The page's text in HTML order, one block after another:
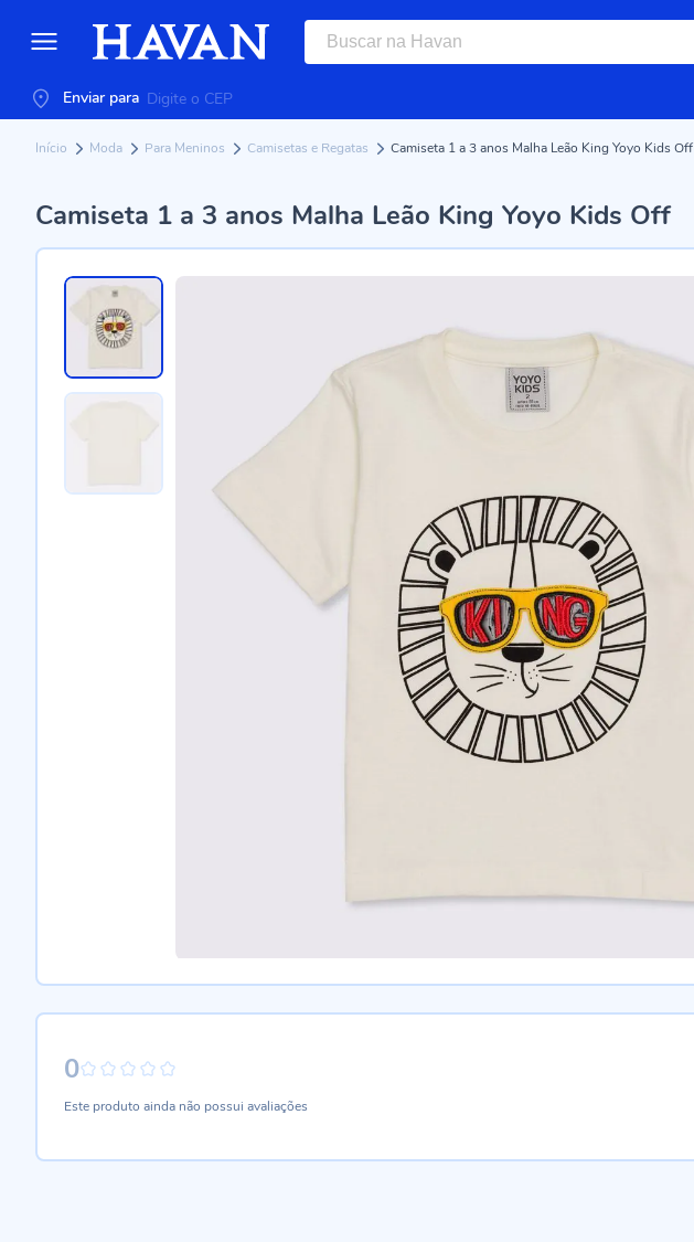
Enviar para
Início Moda Para Meninos Camisetas e Regatas Camiseta 1 a 3 anos Malha Leão King Yoyo Kids Off
Camiseta 1 a 3 anos Malha Leão King Yoyo Kids Off
0
Este produto ainda não possui avaliações